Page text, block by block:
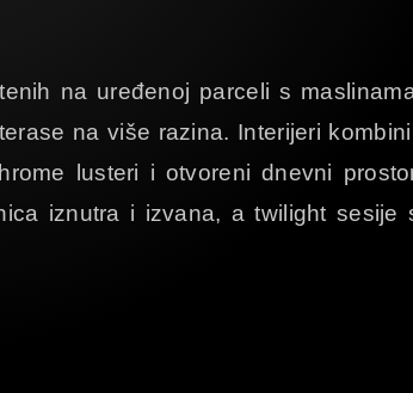
na uređenoj parceli s
na više razina. Interijeri
lusteri i otvoreni dnevni
iznutra i izvana, a twilight